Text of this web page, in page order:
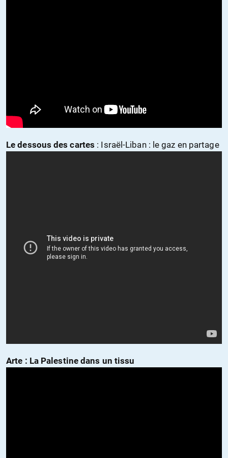
Le dessous des cartes : Israël-Liban : le gaz en partage
Arte : La Palestine dans un tissu